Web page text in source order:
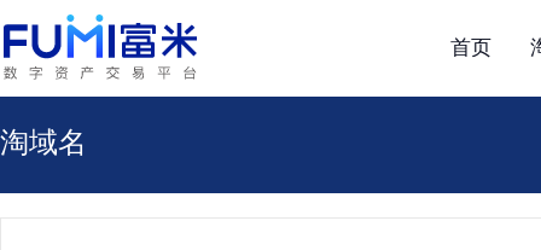
首页
淘域名